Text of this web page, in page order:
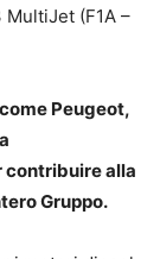
(F1A –
Peugeot,
contribuire alla
Gruppo.